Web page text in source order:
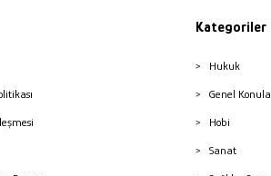
Kategoriler
Hukuk
Genel
Hobi
Sanat